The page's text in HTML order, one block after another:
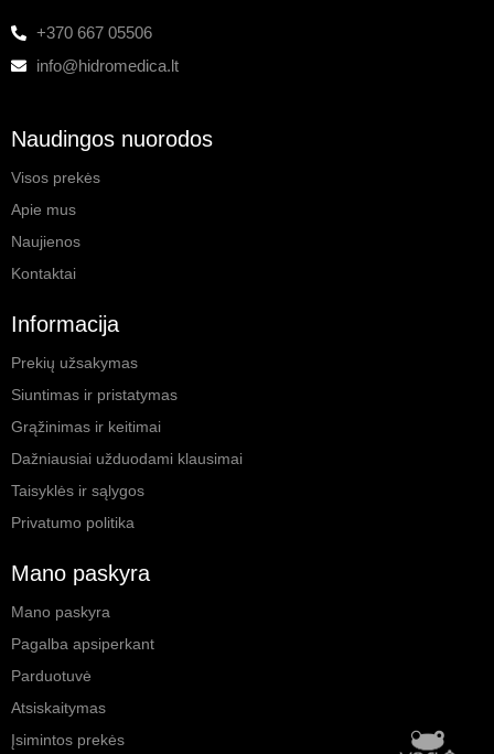
+370 667 05506
info@hidromedica.lt
Naudingos nuorodos
Visos prekės
Apie mus
Naujienos
Kontaktai
Informacija
Prekių užsakymas
Siuntimas ir pristatymas
Grąžinimas ir keitimai
Dažniausiai užduodami klausimai
Taisyklės ir sąlygos
Privatumo politika
Mano paskyra
Mano paskyra
Pagalba apsiperkant
Parduotuvė
Atsiskaitymas
Įsimintos prekės